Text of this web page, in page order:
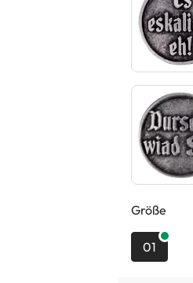
Größe
01